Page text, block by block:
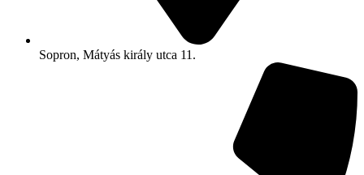
Sopron, Mátyás király utca 11.